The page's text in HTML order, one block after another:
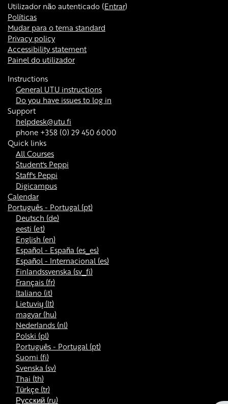
Utilizador não autenticado (Entrar)
Políticas
Mudar para o tema standard
Privacy policy
Accessibility statement
Painel do utilizador
Instructions
General UTU instructions
Do you have issues to log in
Support
helpdesk@utu.fi
phone +358 (0) 29 450 6000
Quick links
All Courses
Student's Peppi
Staff's Peppi
Digicampus
Calendar
Português - Portugal ‎(pt)‎
Deutsch ‎(de)‎
eesti ‎(et)‎
English ‎(en)‎
Español - España ‎(es_es)‎
Español - Internacional ‎(es)‎
Finlandssvenska ‎(sv_fi)‎
Français ‎(fr)‎
Italiano ‎(it)‎
Lietuvių ‎(lt)‎
magyar ‎(hu)‎
Nederlands ‎(nl)‎
Polski ‎(pl)‎
Português - Portugal ‎(pt)‎
Suomi ‎(fi)‎
Svenska ‎(sv)‎
Thai ‎(th)‎
Türkçe ‎(tr)‎
Русский ‎(ru)‎